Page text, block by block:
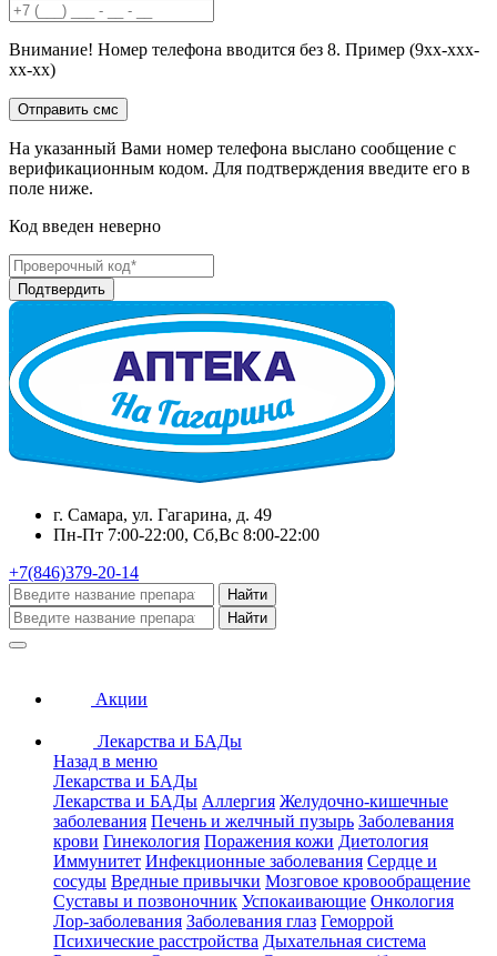
Внимание! Номер телефона вводится без 8. Пример (9хх-ххх-
хх-хх)
На указанный Вами номер телефона выслано сообщение с
верификационным кодом. Для подтверждения введите его в
поле ниже.
Код введен неверно
г. Самара, ул. Гагарина, д. 49
Пн-Пт 7:00-22:00, Сб,Вс 8:00-22:00
+7(846)379-20-14
Найти
Найти
Акции
Лекарства и БАДы
Назад в меню
Лекарства и БАДы
Лекарства и БАДы Аллергия Желудочно-кишечные
заболевания Печень и желчный пузырь Заболевания
крови Гинекология Поражения кожи Диетология
Иммунитет Инфекционные заболевания Сердце и
сосуды Вредные привычки Мозговое кровообращение
Суставы и позвоночник Успокаивающие Онкология
Лор-заболевания Заболевания глаз Геморрой
Психические расстройства Дыхательная система